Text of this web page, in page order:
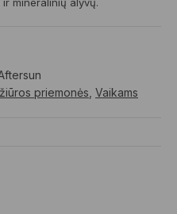
priemonės Vaikams